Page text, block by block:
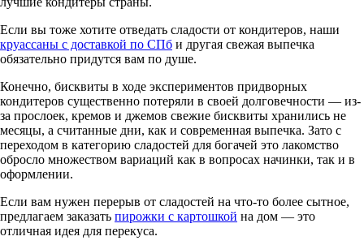
Если вы тоже хотите отведать сладости от кондитеров, наши
круассаны с доставкой по СПб и другая свежая выпечка
обязательно придутся вам по душе.
Конечно, бисквиты в ходе экспериментов придворных
кондитеров существенно потеряли в своей долговечности — из-
за прослоек, кремов и джемов свежие бисквиты хранились не
месяцы, а считанные дни, как и современная выпечка. Зато с
переходом в категорию сладостей для богачей это лакомство
обросло множеством вариаций как в вопросах начинки, так и в
оформлении.
Если вам нужен перерыв от сладостей на что-то более сытное,
предлагаем заказать пирожки с картошкой на дом — это
отличная идея для перекуса.